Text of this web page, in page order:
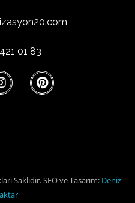
01 83
Saklıdır. SEO ve Tasarım: Deniz